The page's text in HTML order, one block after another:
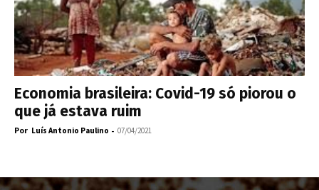
Economia brasileira: Covid-19 só piorou o
que já estava ruim
Por Luís Antonio Paulino - 07/04/2021